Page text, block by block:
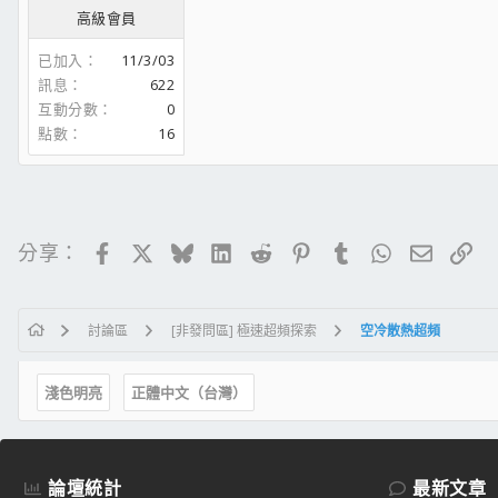
高級會員
已加入
11/3/03
訊息
622
互動分數
0
點數
16
分享： FacebookBlueskyLinkedIn
RedditPinterestTumblrWhatsApp
電子郵件
連結
討論區 [非發問區] 極速超頻探索 空冷散熱超頻
淺色明亮 正體中文（台灣）
論壇統計 最新文章